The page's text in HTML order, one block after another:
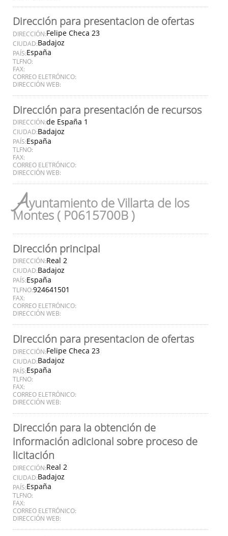
Dirección para presentacion de ofertas
DIRECCIÓN:Felipe Checa 23
CIUDAD:Badajoz
PAÍS:España
TLFNO:
FAX:
CORREO ELETRÓNICO:
DIRECCIÓN WEB:
Dirección para presentación de recursos
DIRECCIÓN:de España 1
CIUDAD:Badajoz
PAÍS:España
TLFNO:
FAX:
CORREO ELETRÓNICO:
DIRECCIÓN WEB:
Ayuntamiento de Villarta de los
Montes ( P0615700B )
Dirección principal
DIRECCIÓN:Real 2
CIUDAD:Badajoz
PAÍS:España
TLFNO:924641501
FAX:
CORREO ELETRÓNICO:
DIRECCIÓN WEB:
Dirección para presentacion de ofertas
DIRECCIÓN:Felipe Checa 23
CIUDAD:Badajoz
PAÍS:España
TLFNO:
FAX:
CORREO ELETRÓNICO:
DIRECCIÓN WEB:
Dirección para la obtención de
información adicional sobre proceso de
licitación
DIRECCIÓN:Real 2
CIUDAD:Badajoz
PAÍS:España
TLFNO:
FAX:
CORREO ELETRÓNICO:
DIRECCIÓN WEB: